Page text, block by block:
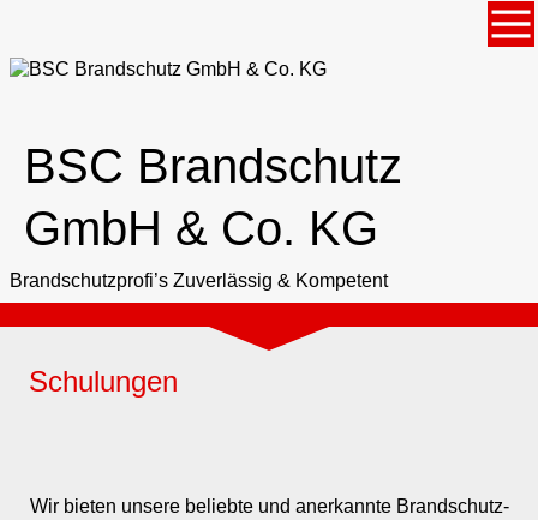
BSC Brandschutz
GmbH & Co. KG
Brandschutzprofi’s Zuverlässig & Kompetent
Schulungen
Wir bieten unsere beliebte und anerkannte Brandschutz-